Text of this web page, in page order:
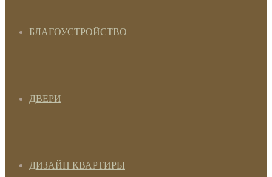
БЛАГОУСТРОЙСТВО
ДВЕРИ
ДИЗАЙН КВАРТИРЫ